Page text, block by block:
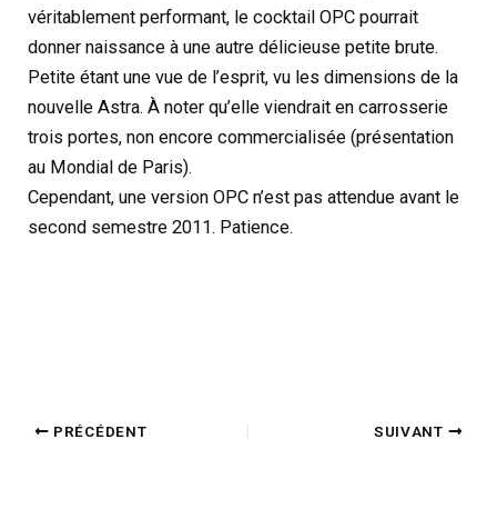
véritablement performant, le cocktail OPC pourrait
donner naissance à une autre délicieuse petite brute.
Petite étant une vue de l’esprit, vu les dimensions de la
nouvelle Astra. À noter qu’elle viendrait en carrosserie
trois portes, non encore commercialisée (présentation
au Mondial de Paris).
Cependant, une version OPC n’est pas attendue avant le
second semestre 2011. Patience.
PRÉCÉDENT SUIVANT